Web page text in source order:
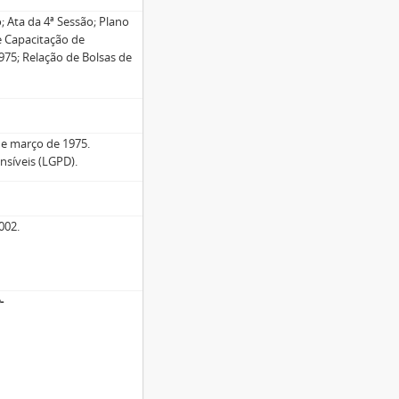
Ata da 4ª Sessão; Plano
de
Relação de Bolsas de
março de 1975.
(LGPD).
-